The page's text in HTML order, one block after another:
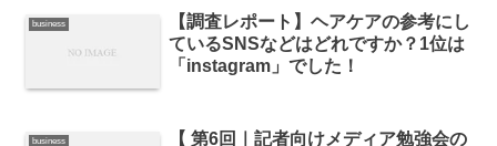
business
【調査レポート】ヘアケアの参考にし
ているSNSなどはどれですか？1位は
「instagram」でした！
business
【 第6回｜記者向けメディア勉強会の